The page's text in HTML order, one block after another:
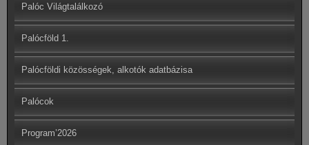
Palóc Világtalálkozó
Palócföld 1.
Palócföldi közösségek, alkotók adatbázisa
Palócok
Program’2026